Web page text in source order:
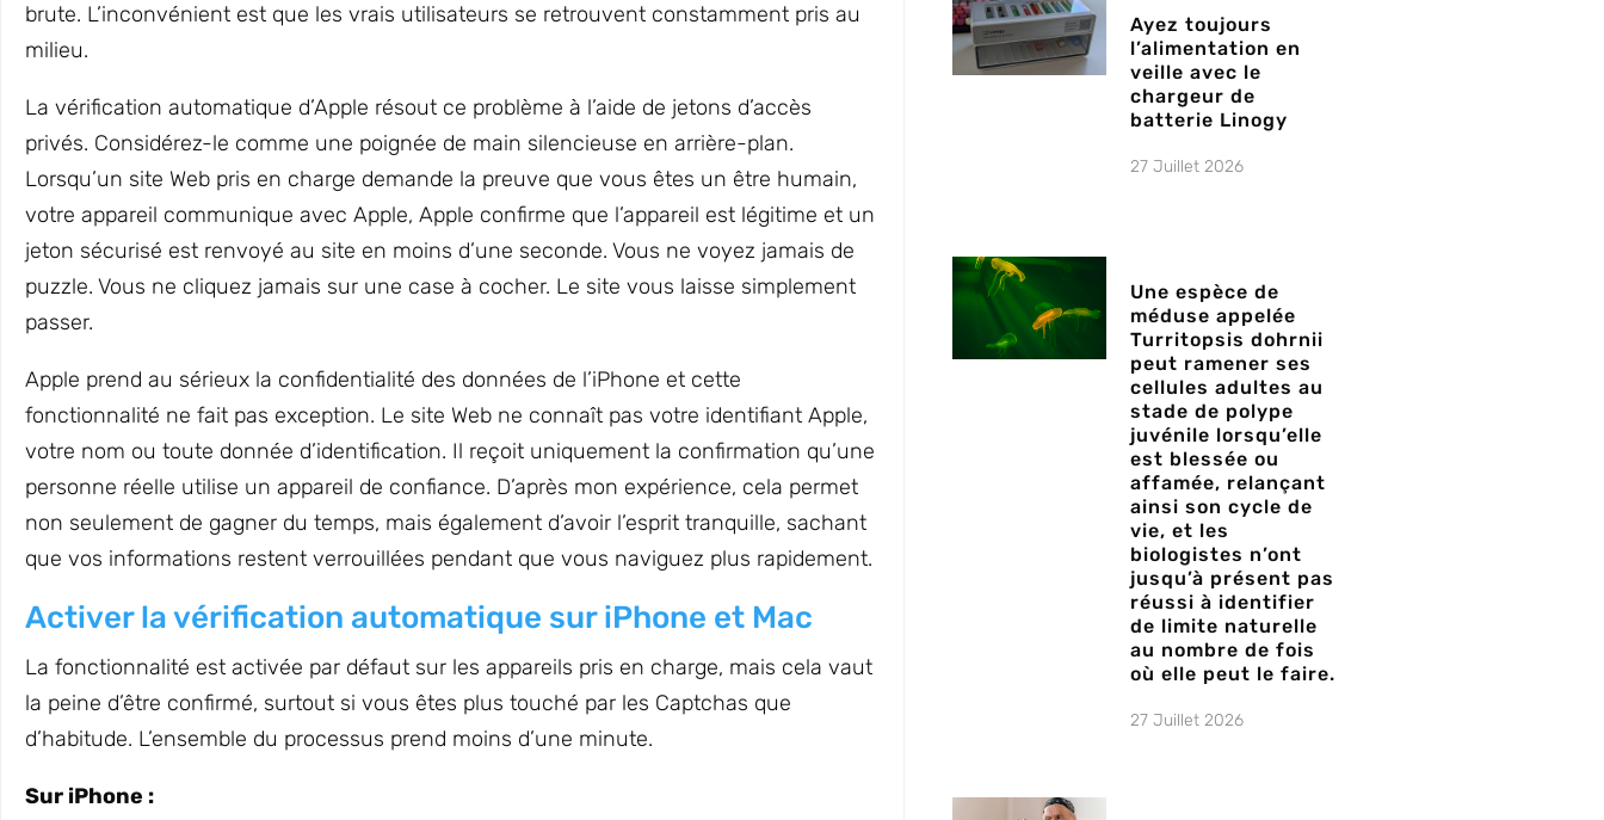
brute. L’inconvénient est que les vrais utilisateurs se retrouvent constamment pris au
milieu.
La vérification automatique d’Apple résout ce problème à l’aide de jetons d’accès
privés. Considérez-le comme une poignée de main silencieuse en arrière-plan.
Lorsqu’un site Web pris en charge demande la preuve que vous êtes un être humain,
votre appareil communique avec Apple, Apple confirme que l’appareil est légitime et un
jeton sécurisé est renvoyé au site en moins d’une seconde. Vous ne voyez jamais de
puzzle. Vous ne cliquez jamais sur une case à cocher. Le site vous laisse simplement
passer.
Apple prend au sérieux la confidentialité des données de l’iPhone et cette
fonctionnalité ne fait pas exception. Le site Web ne connaît pas votre identifiant Apple,
votre nom ou toute donnée d’identification. Il reçoit uniquement la confirmation qu’une
personne réelle utilise un appareil de confiance. D’après mon expérience, cela permet
non seulement de gagner du temps, mais également d’avoir l’esprit tranquille, sachant
que vos informations restent verrouillées pendant que vous naviguez plus rapidement.
Activer la vérification automatique sur iPhone et Mac
La fonctionnalité est activée par défaut sur les appareils pris en charge, mais cela vaut
la peine d’être confirmé, surtout si vous êtes plus touché par les Captchas que
d’habitude. L’ensemble du processus prend moins d’une minute.
Sur iPhone :
Ayez toujours
l’alimentation en
veille avec le
chargeur de
batterie Linogy
27 Juillet 2026
Une espèce de
méduse appelée
Turritopsis dohrnii
peut ramener ses
cellules adultes au
stade de polype
juvénile lorsqu’elle
est blessée ou
affamée, relançant
ainsi son cycle de
vie, et les
biologistes n’ont
jusqu’à présent pas
réussi à identifier
de limite naturelle
au nombre de fois
où elle peut le faire.
27 Juillet 2026